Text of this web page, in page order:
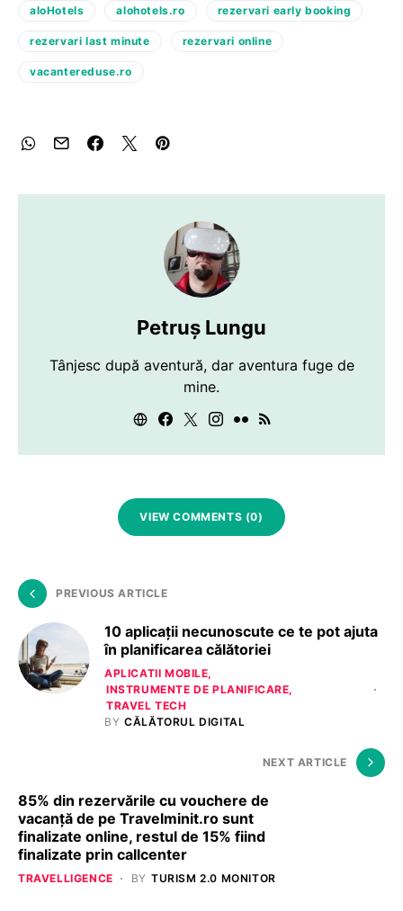
aloHotels alohotels.ro rezervari early booking
rezervari last minute rezervari online
vacantereduse.ro
Petruș Lungu
Tânjesc după aventură, dar aventura fuge de
mine.
VIEW COMMENTS (0)
PREVIOUS ARTICLE
10 aplicații necunoscute ce te pot ajuta
în planificarea călătoriei
APLICATII MOBILE
INSTRUMENTE DE PLANIFICARE
TRAVEL TECH
BY CĂLĂTORUL DIGITAL
NEXT ARTICLE
85% din rezervările cu vouchere de
vacanță de pe Travelminit.ro sunt
finalizate online, restul de 15% fiind
finalizate prin callcenter
TRAVELLIGENCE BY TURISM 2.0 MONITOR